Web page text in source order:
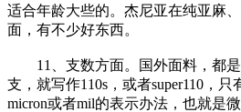
适合年龄大些的。杰尼亚在纯亚麻
面，有不少好东西。
11、支数方面。国外面料，都是
支，就写作110s，或者super110，
micron或者mil的表示办法，也就是